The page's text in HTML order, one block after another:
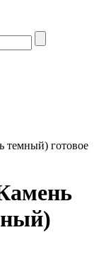
темный) готовое